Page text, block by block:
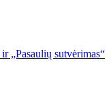
„Pasaulių sutvėrimas“